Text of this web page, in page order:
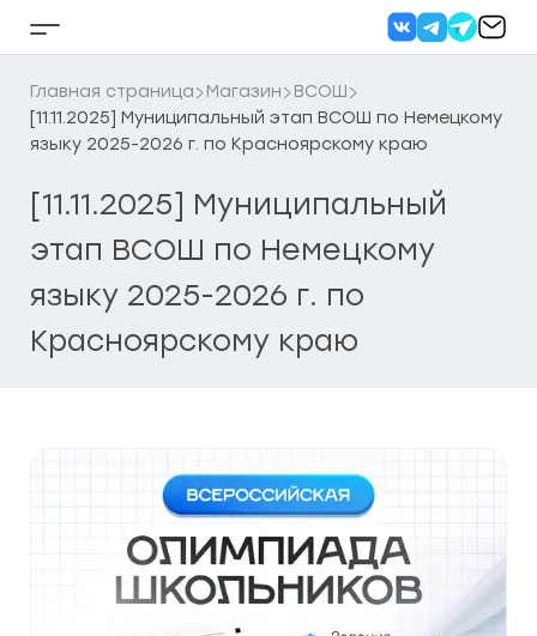
Кнопка
бокового
меню
Главная страница Магазин
ВСОШ
[11.11.2025] Муниципальный этап ВСОШ по Немецкому
языку 2025-2026 г. по Красноярскому краю
[11.11.2025] Муниципальный
этап ВСОШ по Немецкому
языку 2025-2026 г. по
Красноярскому краю